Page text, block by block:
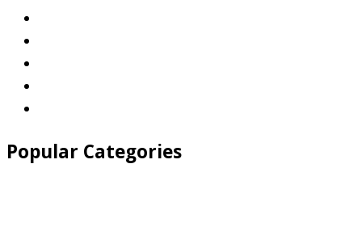
Popular Categories